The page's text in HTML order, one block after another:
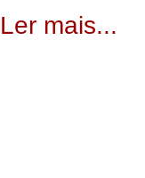
Ler mais...